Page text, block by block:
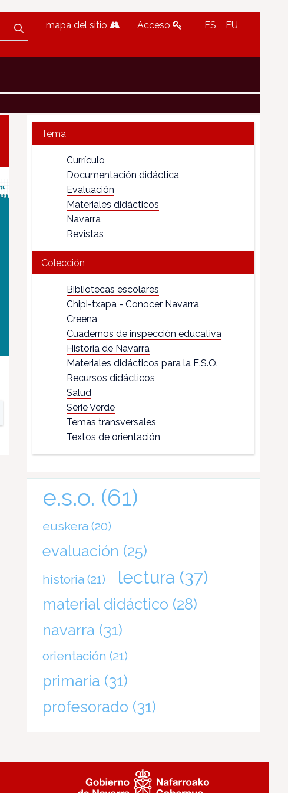
mapa del sitio Acceso ES EU
Tema
Currículo
Documentación didáctica
Evaluación
Materiales didácticos
Navarra
Revistas
Colección
Bibliotecas escolares
Chipi-txapa - Conocer Navarra
Creena
Cuadernos de inspección educativa
Historia de Navarra
Materiales didácticos para la E.S.O.
Recursos didácticos
Salud
Serie Verde
Temas transversales
Textos de orientación
e.s.o. (61)
euskera (20)
evaluación (25)
historia (21) lectura (37)
material didáctico (28)
navarra (31)
orientación (21)
primaria (31)
profesorado (31)